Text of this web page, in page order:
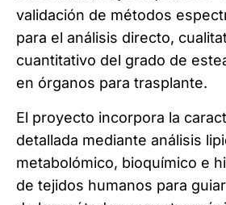
validación de métodos
para el análisis directo,
cuantitativo del grado de
en órganos para trasplante.
El proyecto incorpora la
detallada mediante análisis
metabolómico, bioquímico e
de tejidos humanos para